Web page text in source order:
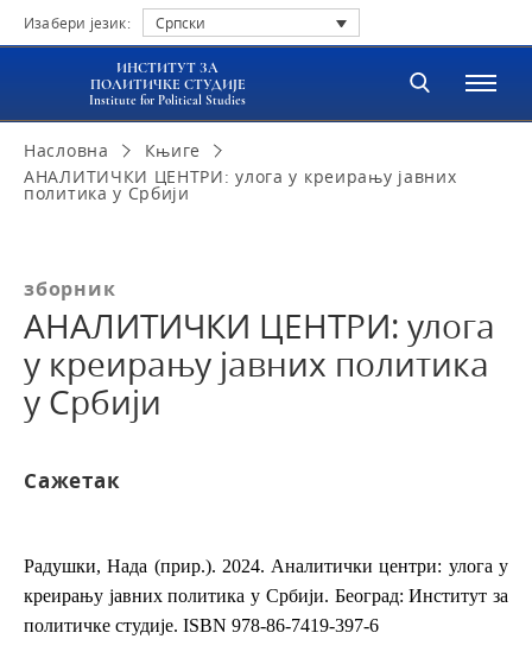
Изабери језик: Српски
ИНСТИТУТ ЗА
ПОЛИТИЧКЕ СТУДИЈЕ
Institute for Political Studies
Насловна
Књиге
АНАЛИТИЧКИ ЦЕНТРИ: улога у креирању јавних
политика у Србији
зборник
АНАЛИТИЧКИ ЦЕНТРИ: улога
у креирању јавних политика
у Србији
Сажетак
Радушки, Нада (прир.). 2024. Аналитички центри: улога у
креирању јавних политика у Србији. Београд: Институт за
политичке студије. ISBN 978-86-7419-397-6